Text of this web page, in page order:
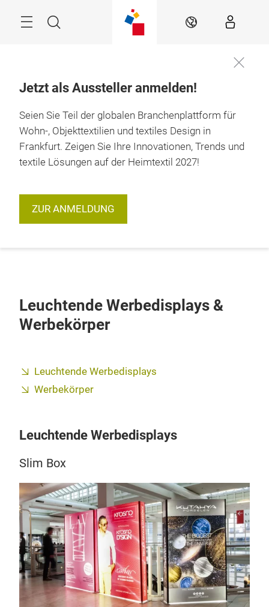
Suche DE
Jetzt als Aussteller anmelden!
Seien Sie Teil der globalen Branchenplattform für
Wohn-, Objekttextilien und textiles Design in
Frankfurt. Zeigen Sie Ihre Innovationen, Trends und
textile Lösungen auf der Heimtextil 2027!
ZUR ANMELDUNG
Leuchtende Werbedisplays &
Werbekörper
Leuchtende Werbedisplays
Werbekörper
Leuchtende Werbedisplays
Slim Box